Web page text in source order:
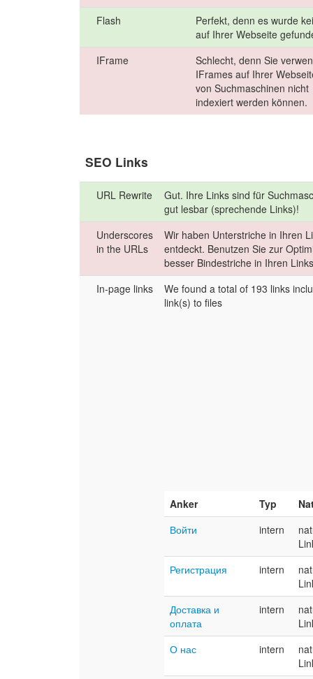
Flash
Perfekt, denn es wurde
auf Ihrer Webseite
IFrame
Schlecht, denn Sie
IFrames auf Ihrer
von Suchmaschinen nicht
indexiert werden können.
SEO Links
URL Rewrite
Gut. Ihre Links sind für
gut lesbar (sprechende Links)!
Underscores
in the URLs
Wir haben Unterstriche in Ihren
entdeckt. Benutzen Sie zur
besser Bindestriche in Ihren
In-page links
We found a total of 193 links
link(s) to files
Anker Typ
Войти
intern
Регистрация
intern
Доставка и
оплата
intern
О нас
intern